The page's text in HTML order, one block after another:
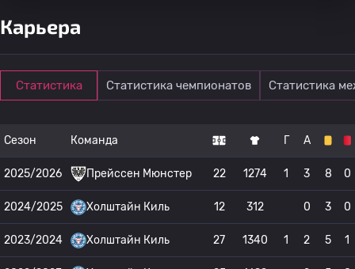
Карьера
Статистика Статистика чемпионатов Статистика
Сезон Команда Г А
2025/2026 Прейссен Мюнстер 22 1274 1 3 8 0
2024/2025 Холштайн Киль 12 312 0 3 0
2023/2024 Холштайн Киль 27 1340 1 2 5 1